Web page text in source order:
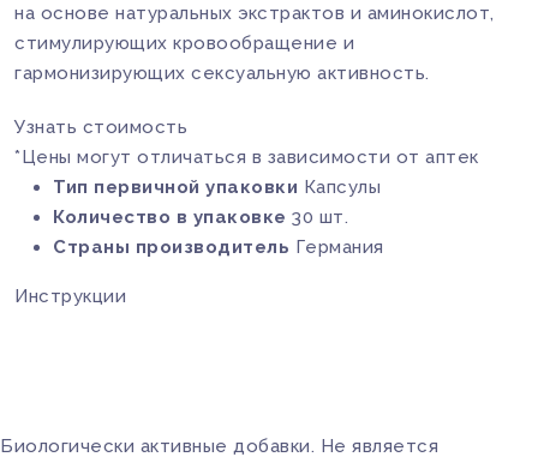
на основе натуральных экстрактов и аминокислот,
стимулирующих кровообращение и
гармонизирующих сексуальную активность.
Узнать стоимость
*Цены могут отличаться в зависимости от аптек
Тип первичной упаковки Капсулы
Количество в упаковке 30 шт.
Страны производитель Германия
Инструкции
Биологически активные добавки. Не является